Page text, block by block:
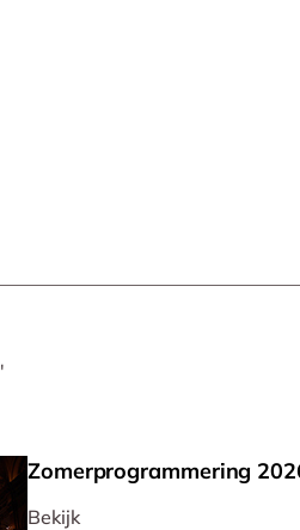
'
Zomerprogrammering
Bekijk